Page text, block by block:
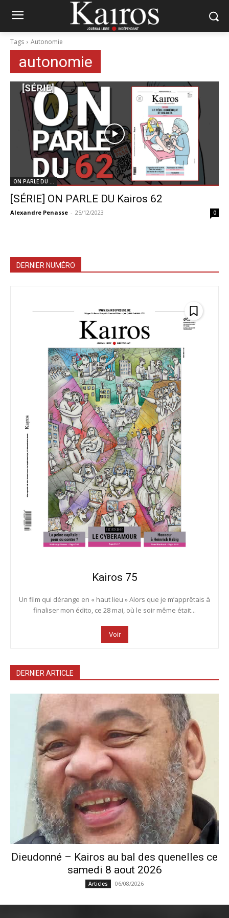
Tags Autonomie
autonomie
ON PARLE DU ...
[SÉRIE] ON PARLE DU Kairos 62
Alexandre Penasse - 25/12/2023 0
DERNIER NUMÉRO
Kairos 75
Un film qui dérange en « haut lieu » Alors que je m’apprêtais à
finaliser mon édito, ce 28 mai, où le soir même était...
Voir
DERNIER ARTICLE
Dieudonné – Kairos au bal des quenelles ce
samedi 8 aout 2026
Articles 06/08/2026